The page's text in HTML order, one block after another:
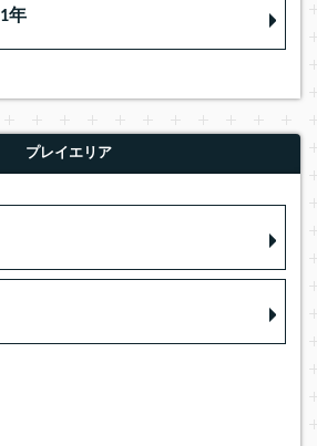
1年
プレイエリア